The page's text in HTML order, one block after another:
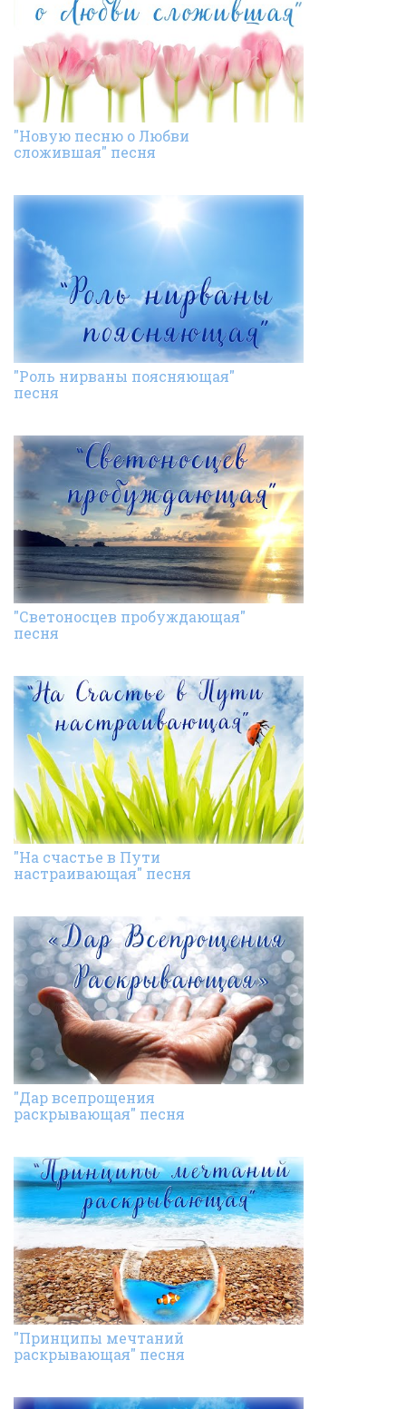
"Новую песню о Любви
сложившая" песня
"Роль нирваны поясняющая"
песня
"Светоносцев пробуждающая"
песня
"На счастье в Пути
настраивающая" песня
"Дар всепрощения
раскрывающая" песня
"Принципы мечтаний
раскрывающая" песня